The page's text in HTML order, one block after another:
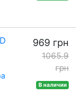
969 грн
1065.9
грн
В наличии